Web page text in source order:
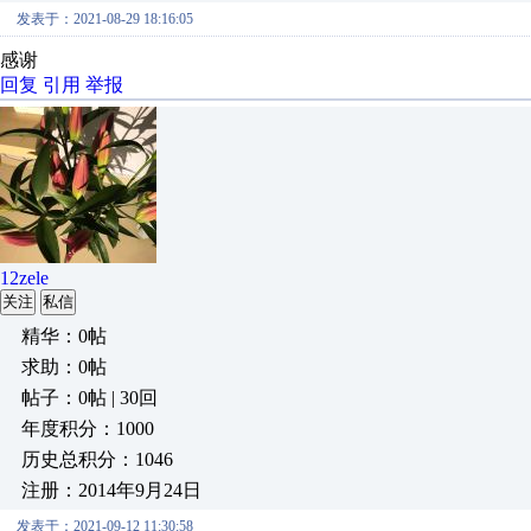
发表于：2021-08-29 18:16:05
感谢
回复 引用 举报
12zele
关注 私信
精华：0帖
求助：0帖
帖子：0帖 | 30回
年度积分：1000
历史总积分：1046
注册：2014年9月24日
发表于：2021-09-12 11:30:58